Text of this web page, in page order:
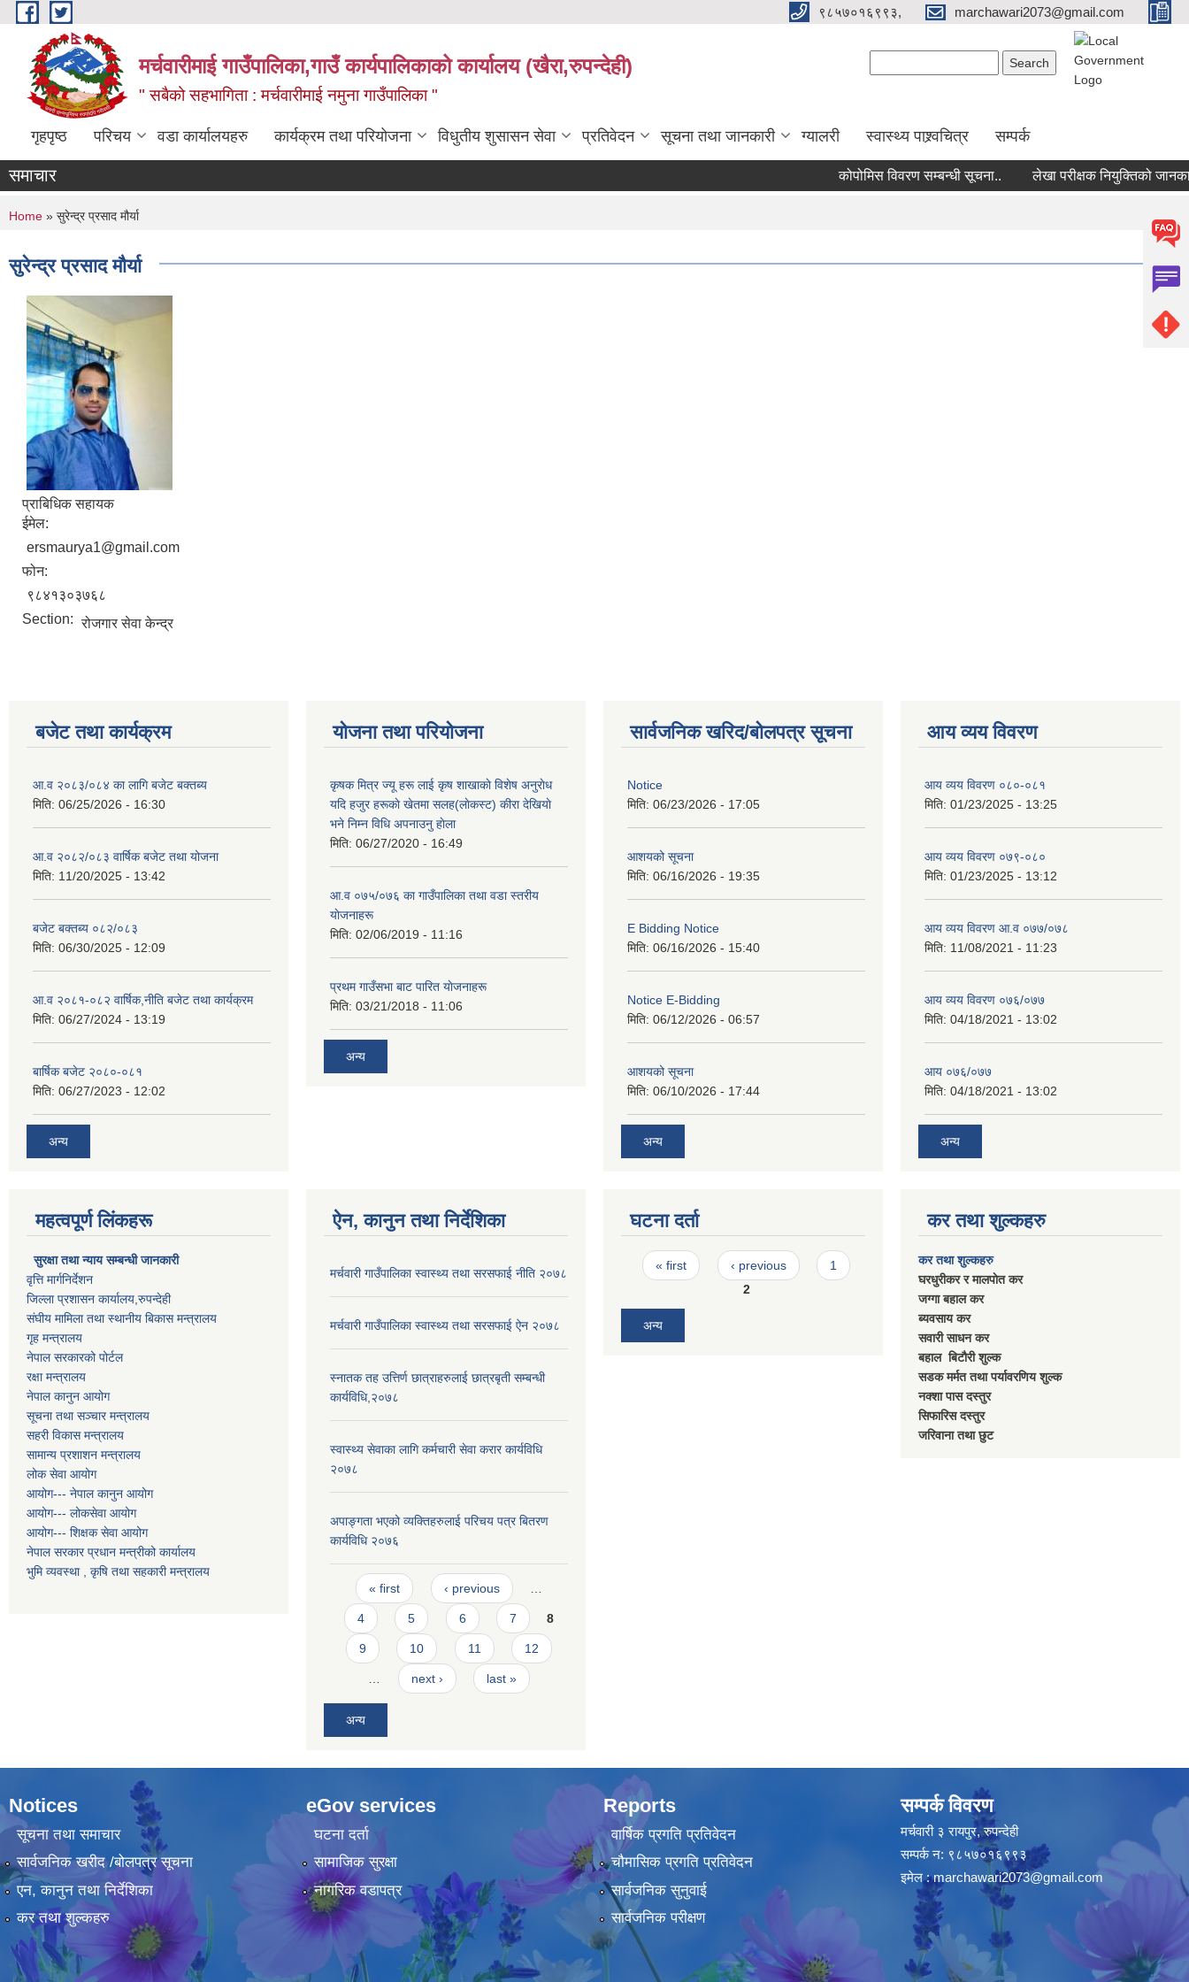
Skip to main content ९८५७०१६९९३, marchawari2073@gmail.com
मर्चवारीमाई गाउँपालिका,गाउँ कार्यपालिकाको कार्यालय (खैरा,रुपन्देही)
" सबैको सहभागिता : मर्चवारीमाई नमुना गाउँपालिका "
गृहपृष्ठ परिचय वडा कार्यालयहरु कार्यक्रम तथा परियोजना विधुतीय शुसासन सेवा प्रतिवेदन सूचना तथा जानकारी ग्यालरी स्वास्थ्य पाश्र्वचित्र सम्पर्क
समाचार कोपोमिस विवरण सम्बन्धी सूचना.. लेखा परीक्षक नियुक्तिको जानकारी
You are here
Home » सुरेन्द्र प्रसाद मौर्या
सुरेन्द्र प्रसाद मौर्या
प्राबिधिक सहायक
ईमेल:
ersmaurya1@gmail.com
फोन:
९८४१३०३७६८
Section: रोजगार सेवा केन्द्र
बजेट तथा कार्यक्रम
आ.व २०८३/०८४ का लागि बजेट बक्तब्य
मिति: 06/25/2026 - 16:30
आ.व २०८२/०८३ वार्षिक बजेट तथा योजना
मिति: 11/20/2025 - 13:42
बजेट बक्तब्य ०८२/०८३
मिति: 06/30/2025 - 12:09
आ.व २०८१-०८२ वार्षिक,नीति बजेट तथा कार्यक्रम
मिति: 06/27/2024 - 13:19
बार्षिक बजेट २०८०-०८१
मिति: 06/27/2023 - 12:02
अन्य
योजना तथा परियोजना
कृषक मित्र ज्यू हरू लाई कृष शाखाकाे विशेष अनुराेध
यदि हजुर हरूकाे खेतमा सलह(लाेकस्ट) कीरा देखियाे
भने निम्न विधि अपनाउनु हाेला
मिति: 06/27/2020 - 16:49
आ‍.व ०७५/०७६ का गाउँपालिका तथा वडा स्तरीय
याेजनाहरू
मिति: 02/06/2019 - 11:16
प्रथम गाउँसभा बाट पारित याेजनाहरू
मिति: 03/21/2018 - 11:06
अन्य
सार्वजनिक खरिद/बोलपत्र सूचना
Notice
मिति: 06/23/2026 - 17:05
आशयको सूचना
मिति: 06/16/2026 - 19:35
E Bidding Notice
मिति: 06/16/2026 - 15:40
Notice E-Bidding
मिति: 06/12/2026 - 06:57
आशयको सूचना
मिति: 06/10/2026 - 17:44
अन्य
आय व्यय विवरण
आय व्यय विवरण ०८०-०८१
मिति: 01/23/2025 - 13:25
आय व्यय विवरण ०७९-०८०
मिति: 01/23/2025 - 13:12
आय व्यय विवरण आ.व ०७७/०७८
मिति: 11/08/2021 - 11:23
आय व्यय विवरण ०७६/०७७
मिति: 04/18/2021 - 13:02
आय ०७६/०७७
मिति: 04/18/2021 - 13:02
अन्य
महत्वपूर्ण लिंकहरू
सुरक्षा तथा न्याय सम्बन्धी जानकारी
वृत्ति मार्गनिर्देशन
जिल्ला प्रशासन कार्यालय,रुपन्देही
संघीय मामिला तथा स्थानीय बिकास मन्त्रालय
गृह मन्त्रालय
नेपाल सरकारको पोर्टल
रक्षा मन्त्रालय
नेपाल कानुन आयोग
सूचना तथा सञ्चार मन्त्रालय
सहरी विकास मन्त्रालय
सामान्य प्रशाशन मन्त्रालय
लोक सेवा आयोग
आयोग--- नेपाल कानुन आयोग
आयोग--- लोकसेवा आयोग
आयोग--- शिक्षक सेवा आयोग
नेपाल सरकार प्रधान मन्त्रीको कार्यालय
भुमि व्यवस्था , कृषि तथा सहकारी मन्त्रालय
ऐन, कानुन तथा निर्देशिका
मर्चवारी गाउँपालिका स्वास्थ्य तथा सरसफाई नीति २०७८
मर्चवारी गाउँपालिका स्वास्थ्य तथा सरसफाई ऐन २०७८
स्नातक तह उत्तिर्ण छात्राहरुलाई छात्रबृती सम्बन्धी
कार्यविधि,२०७८
स्वास्थ्य सेवाका लागि कर्मचारी सेवा करार कार्यविधि
२०७८
अपाङ्गता भएको व्यक्तिहरुलाई परिचय पत्र बितरण
कार्यविधि २०७६
Pages
« first ‹ previous
4 5 6 7 8
9 10 11 12
next › last »
अन्य
घटना दर्ता
Pages
« first ‹ previous
1
2
अन्य
कर तथा शुल्कहरु
कर तथा शुल्कहरु
घरधुरीकर र मालपाेत कर
जग्गा बहाल कर
ब्यवसाय कर
सवारी साधन कर
बहाल बिटाैरी शुल्क
सडक मर्मत तथा पर्यावरणिय शुल्क
नक्शा पास दस्तुर
सिफारिस दस्तुर
जरिवाना तथा छुट
Notices
सूचना तथा समाचार
सार्वजनिक खरीद /बोलपत्र सूचना
एन, कानुन तथा निर्देशिका
कर तथा शुल्कहरु
eGov services
घटना दर्ता
सामाजिक सुरक्षा
नागरिक वडापत्र
Reports
वार्षिक प्रगति प्रतिवेदन
चौमासिक प्रगति प्रतिवेदन
सार्वजनिक सुनुवाई
सार्वजनिक परीक्षण
सम्पर्क विवरण
मर्चवारी ३ रायपुर, रुपन्देही
सम्पर्क न: ९८५७०१६९९३
इमेल :marchawari2073@gmail.com